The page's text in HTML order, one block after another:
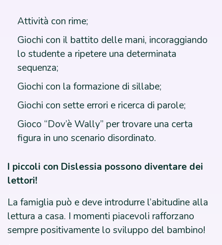
Attività con rime;
Giochi con il battito delle mani, incoraggiando
lo studente a ripetere una determinata
sequenza;
Giochi con la formazione di sillabe;
Giochi con sette errori e ricerca di parole;
Gioco “Dov’è Wally” per trovare una certa
figura in uno scenario disordinato.
I piccoli con Dislessia possono diventare dei
lettori!
La famiglia può e deve introdurre l’abitudine alla
lettura a casa. I momenti piacevoli rafforzano
sempre positivamente lo sviluppo del bambino!